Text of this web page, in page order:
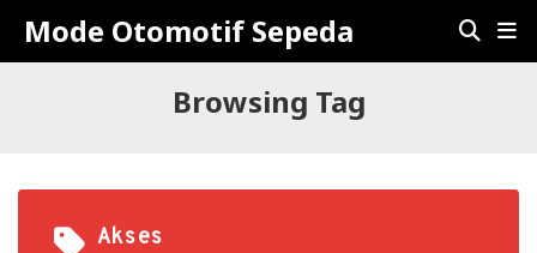
Mode Otomotif Sepeda
Browsing Tag
Akses